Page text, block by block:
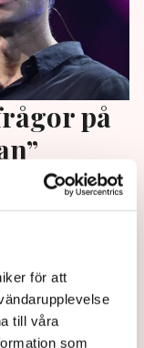
för att
till våra
som
på
med
på